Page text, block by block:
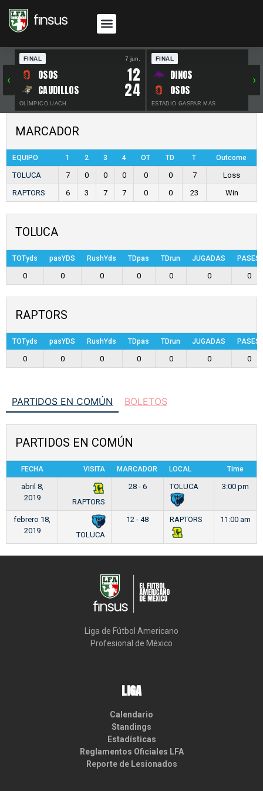
‹
FINAL 7 jun.
OSOS 12
CAUDILLOS 24
OLÍMPICO UACH
FINAL
DINOS
OSOS
ESTADIO GASPAR MAS
›
MARCADOR
EQUIPO 1 2 3 4 OT TD T Outcome
TOLUCA 7 0 0 0 0 0 7
Loss
RAPTORS
6 3 7 7 0 0 23 Win
TOLUCA
TOTyds pasYDS RushYds TDpas TDrun JUGADAS PASES
0 0 0 0 0 0 0
RAPTORS
TOTyds pasYDS RushYds TDpas TDrun JUGADAS PASES
0 0 0 0 0 0 0
PARTIDOS EN COMÚN BOLETOS
PARTIDOS EN COMÚN
FECHA VISITA MARCADOR LOCAL Time
abril 8,
2019
RAPTORS
28 - 6 TOLUCA 3:00 pm
febrero 18,
2019
TOLUCA
12 - 48 RAPTORS 11:00 am
Liga de Fútbol Americano
Profesional de México
LIGA
Calendario
Standings
Estadísticas
Reglamentos Oficiales LFA
Reporte de Lesionados